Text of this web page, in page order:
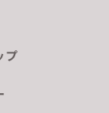
プ